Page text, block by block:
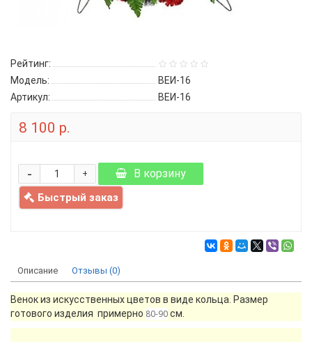
Рейтинг:
Модель:
ВЕИ-16
Артикул:
ВЕИ-16
8 100 р.
+
- В корзину
Быстрый заказ
Описание Отзывы (0)
Венок из искусственных цветов в виде кольца. Размер
готового изделия примерно 80-90см.